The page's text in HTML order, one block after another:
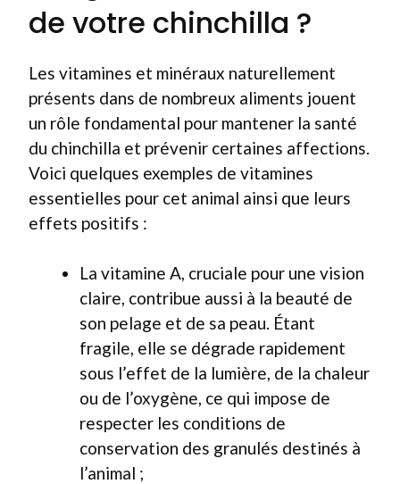
de votre chinchilla ?
Les vitamines et minéraux naturellement
présents dans de nombreux aliments jouent
un rôle fondamental pour mantener la santé
du chinchilla et prévenir certaines affections.
Voici quelques exemples de vitamines
essentielles pour cet animal ainsi que leurs
effets positifs :
La vitamine A, cruciale pour une vision
claire, contribue aussi à la beauté de
son pelage et de sa peau. Étant
fragile, elle se dégrade rapidement
sous l’effet de la lumière, de la chaleur
ou de l’oxygène, ce qui impose de
respecter les conditions de
conservation des granulés destinés à
l’animal ;